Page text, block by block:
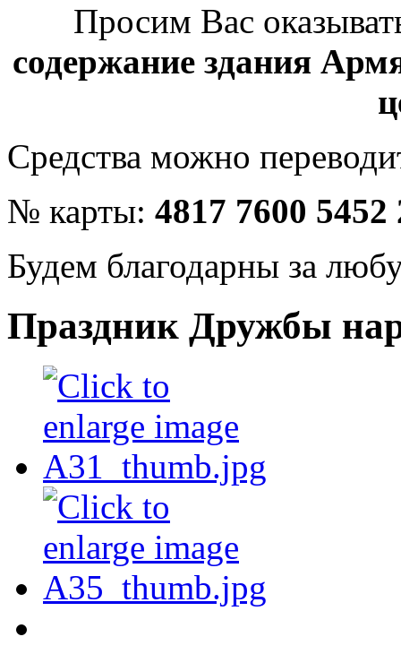
Просим Вас
содержание здания
Средства можно
№ карты: 4817 7600 5452
Будем благодарны за
Праздник Дружбы